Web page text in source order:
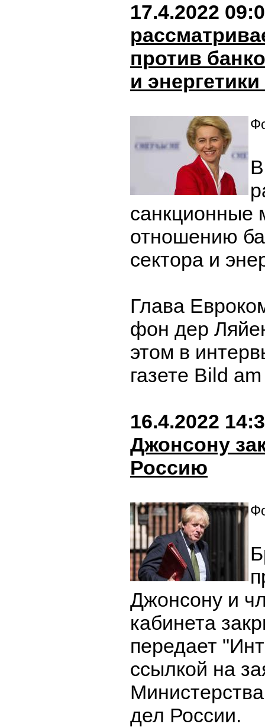
17.4.2022
против
и
санкционные
отношению
сектора и
Глава
фон дер
этом в
газете Bild
16.4.2022
Джонсону
Россию
Джонсону и
кабинета
передает
ссылкой на
дел России.